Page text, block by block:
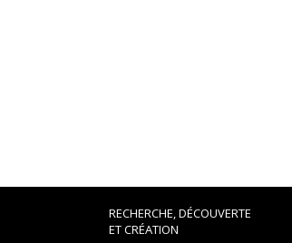
RECHERCHE, DÉCOUVERTE
ET CRÉATION